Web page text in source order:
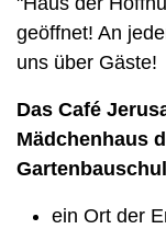
geöffnet! An
uns über Gäste!
Das Café
Mädchenhaus
ein Ort der